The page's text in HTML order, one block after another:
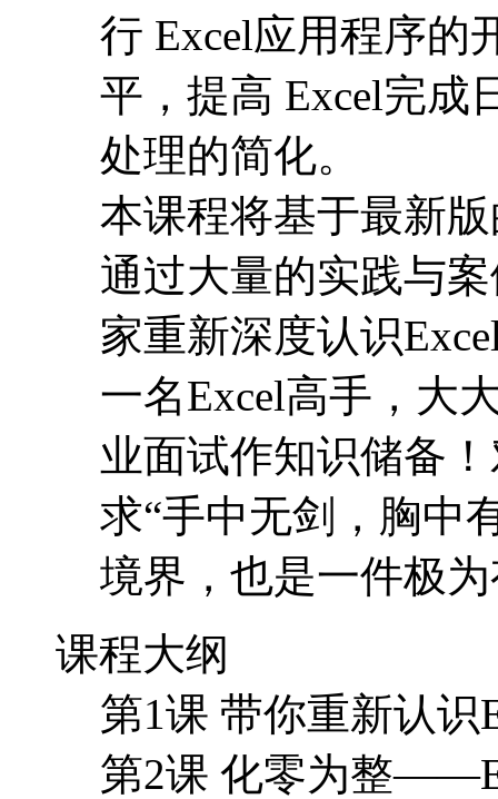
行 Excel应用程序的
平，提高 Excel完成
处理的简化。
本课程将基于最新
通过大量的实践与
家重新深度认识
一名Excel高手，大
业面试作知识储备
求“手中无剑，胸中
境界，也是一件极
课程大纲
第1课 带你重新认识
第2课 化零为整